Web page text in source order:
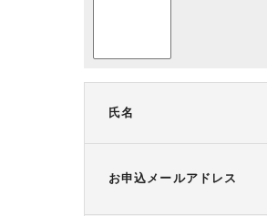
氏名
お申込メールアドレス